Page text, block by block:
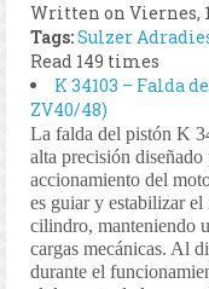
Written on Viernes,
Tags:Sulzer
Read 149 times
K 34103 – Falda
ZV40/48)
La falda del pistón K
alta precisión
accionamiento del
es guiar y estabilizar
cilindro, manteniendo
cargas mecánicas. Al
durante el